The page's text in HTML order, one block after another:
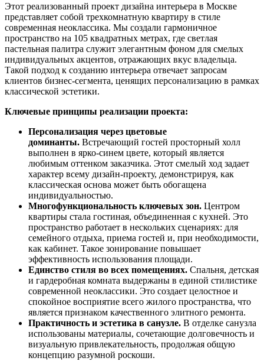
Этот реализованный проект дизайна интерьера в Москве
представляет собой трехкомнатную квартиру в стиле
современная неоклассика. Мы создали гармоничное
пространство на 105 квадратных метрах, где светлая
пастельная палитра служит элегантным фоном для смелых
индивидуальных акцентов, отражающих вкус владельца.
Такой подход к созданию интерьера отвечает запросам
клиентов бизнес-сегмента, ценящих персонализацию в рамках
классической эстетики.
Ключевые принципы реализации проекта:
Персонализация через цветовые
доминанты. Встречающий гостей просторный холл
выполнен в ярко-синем цвете, который является
любимым оттенком заказчика. Этот смелый ход задает
характер всему дизайн-проекту, демонстрируя, как
классическая основа может быть обогащена
индивидуальностью.
Многофункциональность ключевых зон. Центром
квартиры стала гостиная, объединенная с кухней. Это
пространство работает в нескольких сценариях: для
семейного отдыха, приема гостей и, при необходимости,
как кабинет. Такое зонирование повышает
эффективность использования площади.
Единство стиля во всех помещениях. Спальня, детская
и гардеробная комната выдержаны в единой стилистике
современной неоклассики. Это создает целостное и
спокойное восприятие всего жилого пространства, что
является признаком качественного элитного ремонта.
Практичность и эстетика в санузле. В отделке санузла
использованы материалы, сочетающие долговечность и
визуальную привлекательность, продолжая общую
концепцию разумной роскоши.